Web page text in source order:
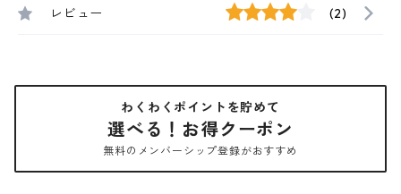
レビュー (2)
わくわくポイントを貯めて
選べる！お得クーポン
無料のメンバーシップ登録がおすすめ